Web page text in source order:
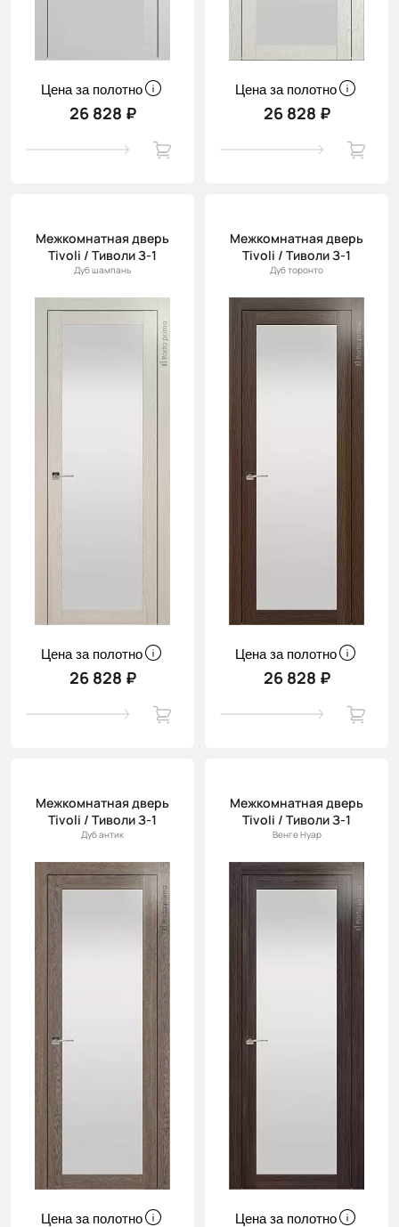
Цена за полотно
26 828 ₽
Цена за полотно
26 828 ₽
Межкомнатная дверь
Tivoli / Тиволи З-1
Дуб шампань
Цена за полотно
26 828 ₽
Межкомнатная дверь
Tivoli / Тиволи З-1
Дуб торонто
Цена за полотно
26 828 ₽
Межкомнатная дверь
Tivoli / Тиволи З-1
Дуб антик
Цена за полотно
Межкомнатная дверь
Tivoli / Тиволи З-1
Венге Нуар
Цена за полотно